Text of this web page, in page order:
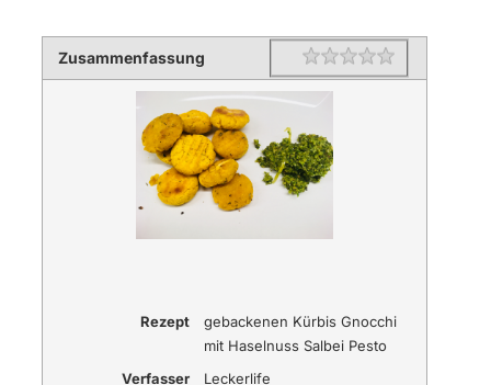
Zusammenfassung Rating 1 star
2 stars
3 stars
4 stars
5 stars
Rezept
gebackenen Kürbis Gnocchi
mit Haselnuss Salbei Pesto
Verfasser
Leckerlife